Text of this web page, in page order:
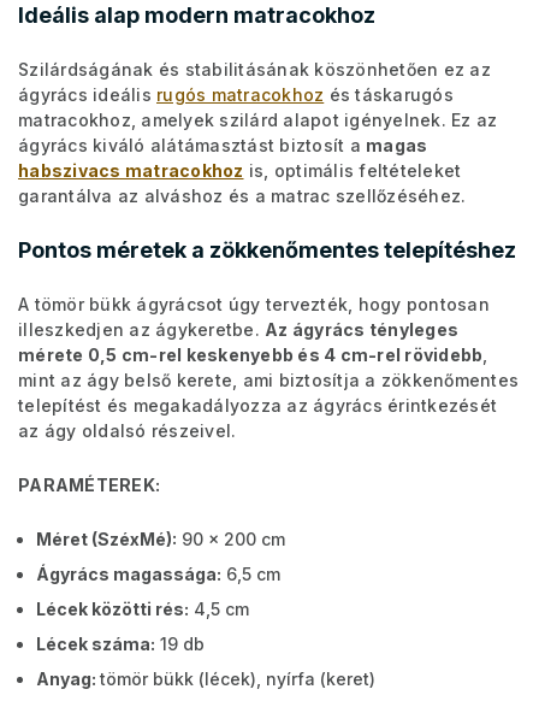
Ideális alap modern matracokhoz
Szilárdságának és stabilitásának köszönhetően ez az
ágyrács ideális rugós matracokhoz és táskarugós
matracokhoz, amelyek szilárd alapot igényelnek. Ez az
ágyrács kiváló alátámasztást biztosít a magas
habszivacs matracokhoz is, optimális feltételeket
garantálva az alváshoz és a matrac szellőzéséhez.
Pontos méretek a zökkenőmentes telepítéshez
A tömör bükk ágyrácsot úgy tervezték, hogy pontosan
illeszkedjen az ágykeretbe. Az ágyrács tényleges
mérete 0,5 cm-rel keskenyebb és 4 cm-rel rövidebb
mint az ágy belső kerete, ami biztosítja a zökkenőmentes
telepítést és megakadályozza az ágyrács érintkezését
az ágy oldalsó részeivel.
PARAMÉTEREK:
Méret (SzéxMé): 90 x 200 cm
Ágyrács magassága: 6,5 cm
Lécek közötti rés: 4,5 cm
Lécek száma: 19 db
Anyag: tömör bükk (lécek), nyírfa (keret)